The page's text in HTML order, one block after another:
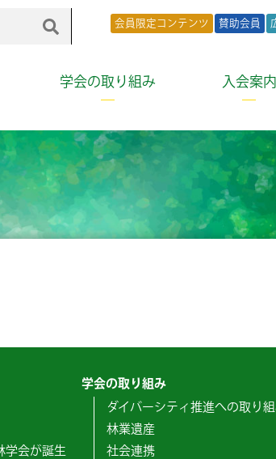
会員限定コンテンツ 賛助会員
学会の取り組み 入会案内
学会が誕生
学会の取り組み
ダイバーシティ推進への取り
林業遺産
社会連携